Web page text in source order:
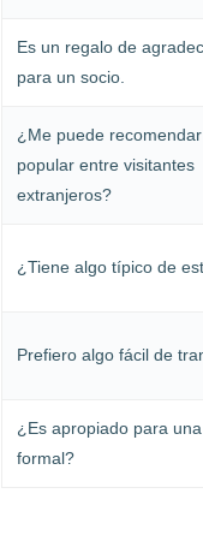
Es un regalo de
para un socio.
¿Me puede
popular entre visitantes
extranjeros?
¿Tiene algo típico de
Prefiero algo fácil de
¿Es apropiado para
formal?